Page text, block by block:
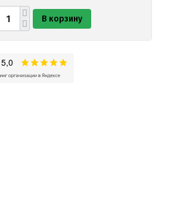
В корзину